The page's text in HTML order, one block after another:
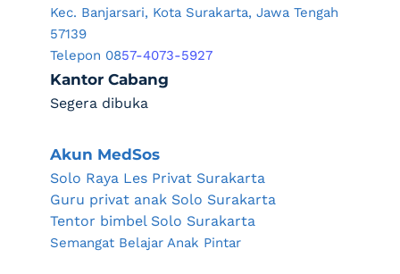
Kec. Banjarsari, Kota Surakarta, Jawa Tengah
57139
Telepon 0857-4073-5927
Kantor Cabang
Segera dibuka
Akun MedSos
Solo Raya Les Privat Surakarta
Guru privat anak Solo Surakarta
Tentor bimbel Solo Surakarta
Semangat Belajar Anak Pintar